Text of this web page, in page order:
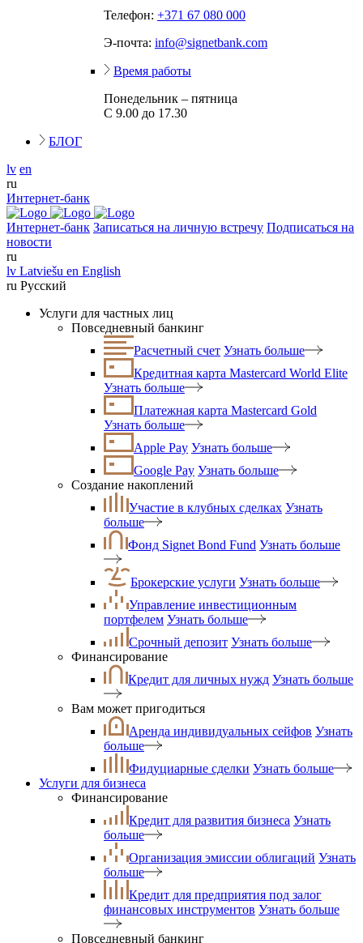
Телефон: +371 67 080 000
Э-почта: info@signetbank.com
Время работы
Понедельник – пятница
С 9.00 до 17.30
БЛОГ
lv en
ru
Интернет-банк
Интернет-банк Записаться на личную встречу Подписаться на
новости
ru
lv Latviešu en English
ru Русский
Услуги для частных лиц
Повседневный банкинг
Расчетный счет Узнать больше
Кредитная карта Mastercard World Elite
Узнать больше
Платежная карта Mastercard Gold
Узнать больше
Apple Pay Узнать больше
Google Pay Узнать больше
Создание накоплений
Участие в клубных сделках Узнать
больше
Фонд Signet Bond Fund Узнать больше
Брокерские услуги Узнать больше
Управление инвестиционным
портфелем Узнать больше
Срочный депозит Узнать больше
Финансирование
Кредит для личных нужд Узнать больше
Вам может пригодиться
Аренда индивидуальных сейфов Узнать
больше
Фидуциарные сделки Узнать больше
Услуги для бизнеса
Финансирование
Кредит для развития бизнеса Узнать
больше
Организация эмиссии облигаций Узнать
больше
Кредит для предприятия под залог
финансовых инструментов Узнать больше
Повседневный банкинг